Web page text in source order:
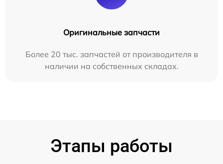
Оригинальные запчасти
Более 20 тыс. запчастей от производителя в
наличии на собственных складах.
Этапы работы